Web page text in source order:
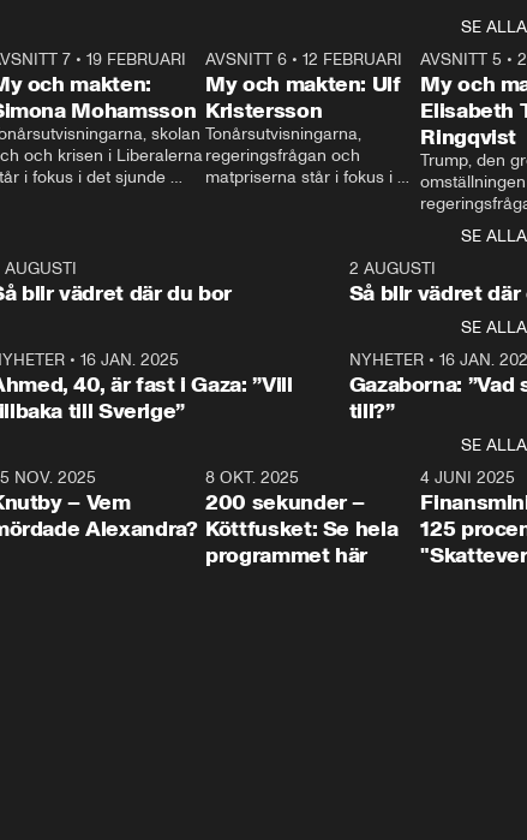
SE ALLA
24:30
7• 19 FEBRUARI
och makten:
Mohamsson
skolan
och krisen i Liberalerna
i fokus i det sjunde
My
ställer
och
till svars.
27:30
AVSNITT 6 •12 FEBRUARI
My och makten: Ulf
Kristersson
Tonårsutvisningarna,
regeringsfrågan och
matpriserna står i fokus i
Rohwedder ställer
statsminister Ulf Kristersson
AVSNITT 5 •
My och
Elisabeth
Ringqvist
Trump, den
centrum i
avsnittet av
Makten”. Se
Aftonbladets
Rohwedder
Thand Ring
SE ALLA
AUGUSTI
blir vädret där du bor
2 AUGUSTI
Så blir vädret där
SE ALLA
• 16 JAN. 2025
40, är fast i Gaza: ”Vill
till Sverige”
NYHETER• 16 JAN.
Gazaborna:
till?”
SE ALLA
31:05
NOV. 2025
– Vem
Alexandra?
4:29
8 OKT. 2025
200 sekunder –
Köttfusket: Se hela
programmet här
4 JUNI 2025
125